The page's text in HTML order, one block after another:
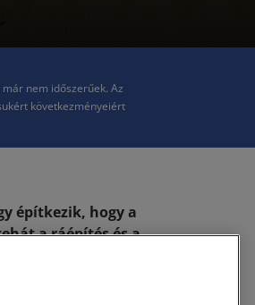
nem időszerűek. Az
következményeiért
építkezik, hogy a
a ráépítés és a